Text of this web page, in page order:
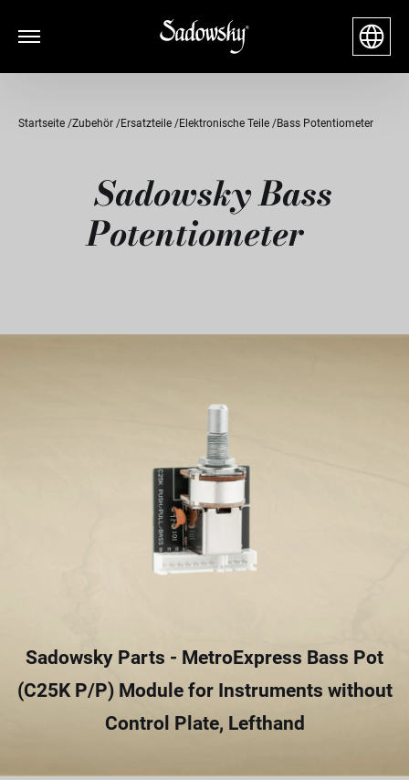
Startseite Zubehör Ersatzteile Elektronische Teile Bass Potentiometer
Sadowsky Bass
Potentiometer
Sadowsky Parts - MetroExpress Bass Pot
(C25K P/P) Module for Instruments without
Control Plate, Lefthand